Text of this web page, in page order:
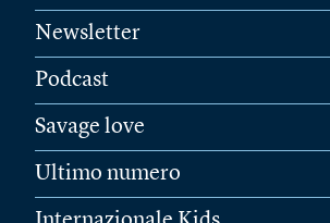
Newsletter
Podcast
Savage love
Ultimo numero